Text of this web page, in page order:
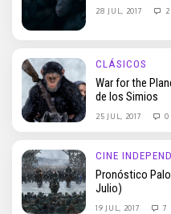
28 JUL, 2017 2
CLÁSICOS
War for the
de los Simios
25 JUL, 2017 0
CINE
Pronóstico
Julio)
19 JUL, 2017 7